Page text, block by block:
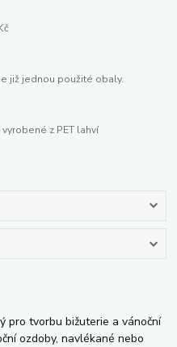
již jednou použité obaly.
z PET lahví
pro tvorbu bižuterie a vánoční
ozdoby, navlékané nebo